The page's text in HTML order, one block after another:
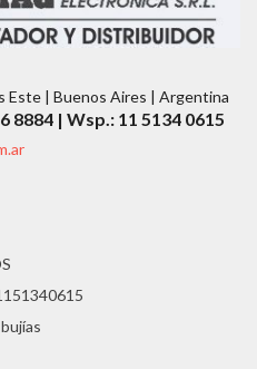
Este | Buenos Aires | Argentina
8884 | Wsp.: 11 5134 0615